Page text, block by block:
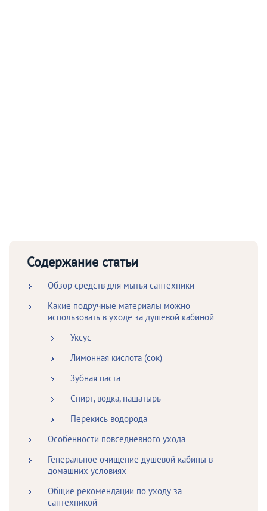
Содержание статьи
Обзор средств для мытья сантехники
Какие подручные материалы можно
использовать в уходе за душевой кабиной
Уксус
Лимонная кислота (сок)
Зубная паста
Спирт, водка, нашатырь
Перекись водорода
Особенности повседневного ухода
Генеральное очищение душевой кабины в
домашних условиях
Общие рекомендации по уходу за
сантехникой